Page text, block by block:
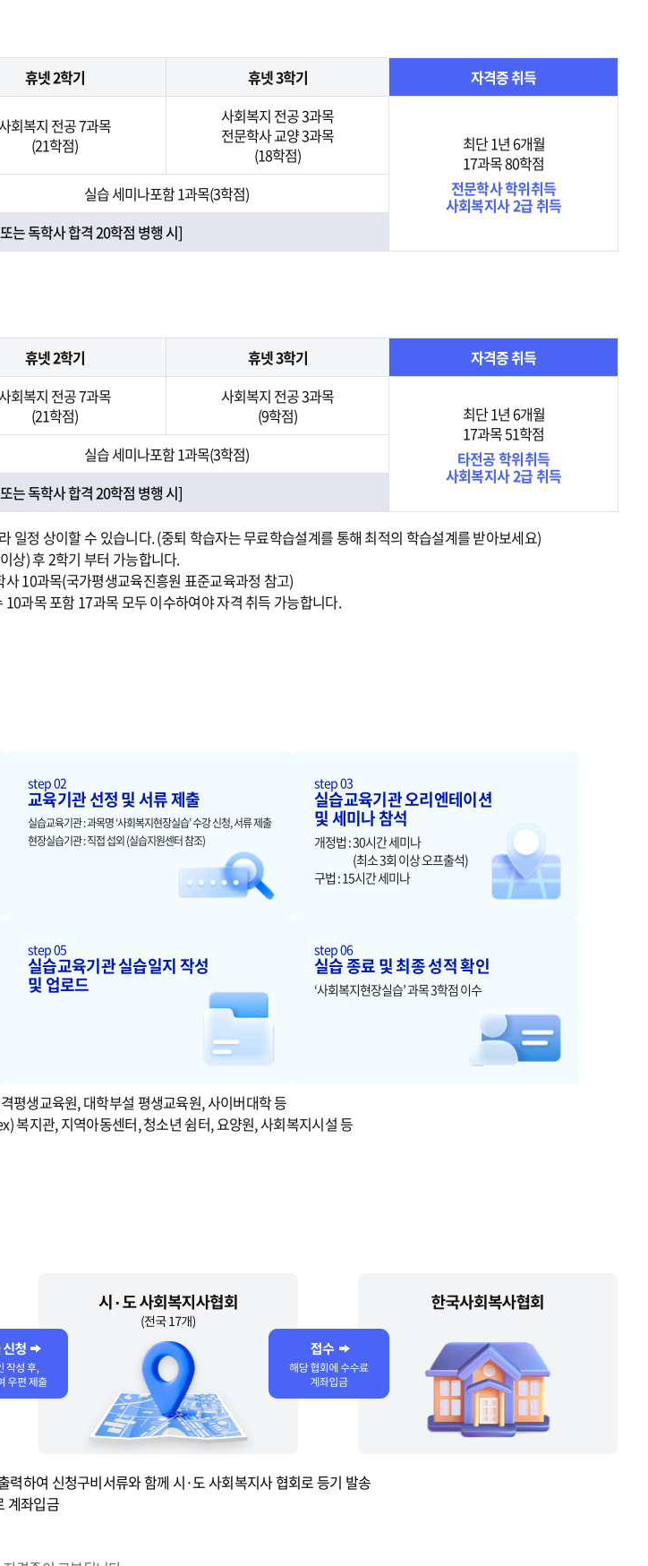
휴넷 2학기 휴넷 3학기 자격증 취득
회복지 전공 7과목
(21학점)
사회복지 전공 3과목
전문학사 교양 3과목
(18학점)
최단 1년 6개월
17과목 80학점
전문학사 학위취득
사회복지사 2급 취득
실습 세미나포함 1과목(3학점)
는 독학사 합격 20학점 병행 시]
휴넷 2학기 휴넷 3학기 자격증 취득
회복지 전공 7과목
(21학점)
사회복지 전공 3과목
(9학점)
최단 1년 6개월
17과목 51학점
타전공 학위취득
사회복지사 2급 취득
실습 세미나포함 1과목(3학점)
는 독학사 합격 20학점 병행 시]
일정 상이할 수 있습니다. (중퇴 학습자는 무료학습설계를 통해 최적의 학습설계를 받아보세요)
상) 후 2학기 부터 가능합니다.
10과목(국가평생교육진흥원 표준교육과정 참고)
과목 포함 17과목 모두 이수하여야 자격 취득 가능합니다.
step 02
교육기관 선정 및 서류 제출
실습교육기관 : 과목명 ‘사회복지현장실습’ 수강 신청, 서류 제출
현장실습기관 : 직접 섭외 (실습지원센터 참조)
step 03
실습교육기관 오리엔테이션
및 세미나 참석
개정법 : 30시간 세미나
(최소 3회 이상 오프출석)
구법 : 15시간 세미나
step 05
실습교육기관 실습일지 작성
및 업로드
step 06
실습 종료 및 최종 성적 확인
‘사회복지현장실습’ 과목 3학점 이수
평생교육원, 대학부설 평생교육원, 사이버대학 등
복지관, 지역아동센터, 청소년 쉼터, 요양원, 사회복지시설 등
하여 신청구비서류와 함께 시·도 사회복지사 협회로 등기 발송
계좌입금